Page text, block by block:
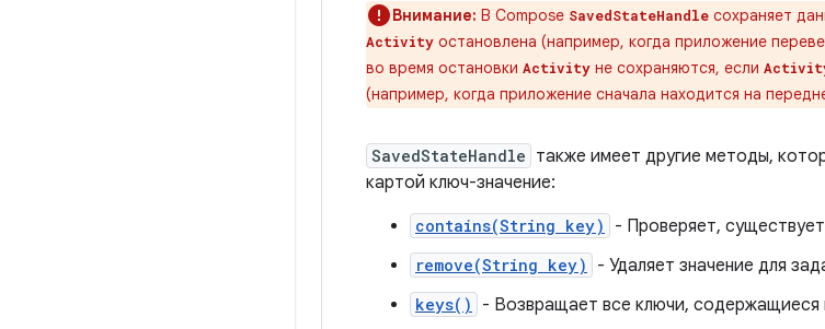
Внимание: В Compose SavedStateHandle сохраняет
Activity остановлена ​​(например, когда приложение
во время остановки Activity не сохраняются, если
(например, когда приложение сначала находится на
SavedStateHandle также имеет другие методы,
картой ключ-значение:
contains(String key) - Проверяет,
remove(String key) - Удаляет значение для
keys() - Возвращает все ключи, содержащиеся